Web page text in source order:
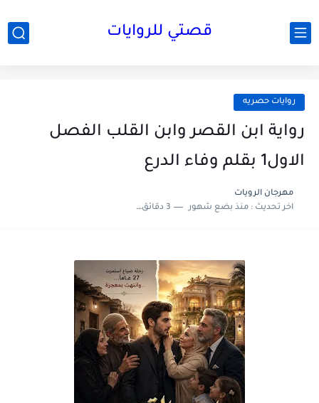
قصتي للروايات
روايات حصريه
رواية ابن القصر وابن القلب الفصل
الاول1 بقلم وفاء الدرع
مهرجان الرويات
اخر تحديث :منذ بضع شهور 3 دقائق للقراءة